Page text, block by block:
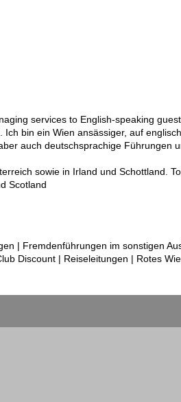
services to English-speaking
bin ein Wien ansässiger, auf
auch deutschsprachige Führungen
sowie in Irland und Schottland.
Scotland
| Fremdenführungen im sonstigen
Discount | Reiseleitungen | Rotes